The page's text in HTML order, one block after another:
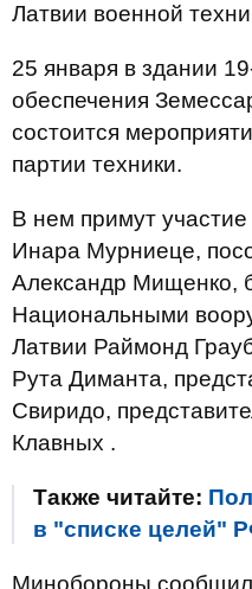
Латвии военной
25 января в здании
обеспечения
состоится
партии техники.
В нем примут
Инара Мурниеце,
Александр Мищенко,
Национальными
Латвии Раймонд
Рута Диманта,
Свиридо,
Клавных .
Также читайте:
в "списке целей"
Минобороны